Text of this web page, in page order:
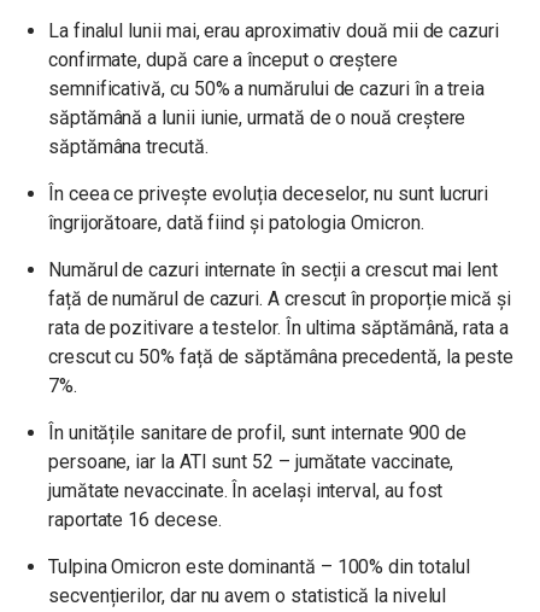
La finalul lunii mai, erau aproximativ două mii de cazuri
confirmate, după care a început o creștere
semnificativă, cu 50% a numărului de cazuri în a treia
săptămână a lunii iunie, urmată de o nouă creștere
săptămâna trecută.
În ceea ce privește evoluția deceselor, nu sunt lucruri
îngrijorătoare, dată fiind și patologia Omicron.
Numărul de cazuri internate în secții a crescut mai lent
față de numărul de cazuri. A crescut în proporție mică și
rata de pozitivare a testelor. În ultima săptămână, rata a
crescut cu 50% față de săptămâna precedentă, la peste
7%.
În unitățile sanitare de profil, sunt internate 900 de
persoane, iar la ATI sunt 52 – jumătate vaccinate,
jumătate nevaccinate. În același interval, au fost
raportate 16 decese.
Tulpina Omicron este dominantă – 100% din totalul
secvențierilor, dar nu avem o statistică la nivelul